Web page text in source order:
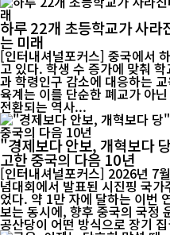
하루 22개 초등학교가 사
는 미래
[인터내셔널포커스] 중국에서
고 있다. 학생 수 증가에 맞춰
과 학령인구 감소에 대응하는
육계는 이를 단순한 폐교가 아
전환되는 역사...
"경제보다 안보, 개혁보다
고한 중국의 다음 10년
[인터내셔널포커스] 2026년 7
념대회에서 발표된 시진핑 국
었다. 약 1만 자에 달하는 이번
보는 동시에, 향후 중국의 국정
공산당이 어떤 방식으로 장기